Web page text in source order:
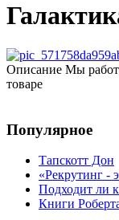
Описание Мы
товаре
Популярное
Тапскотт Дон
«Рекрутинг -
Подходит ли
Книги